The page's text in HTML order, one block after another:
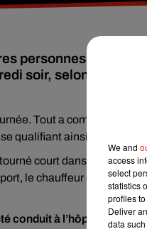
personnes, ils
soir, selon la
Tout a commencé par
qualifiant ainsi pour les
court dans un taxi
le chauffeur de taxi se
conduit à l’hôpital
We and
access
select
statistics
profiles
Deliver
data